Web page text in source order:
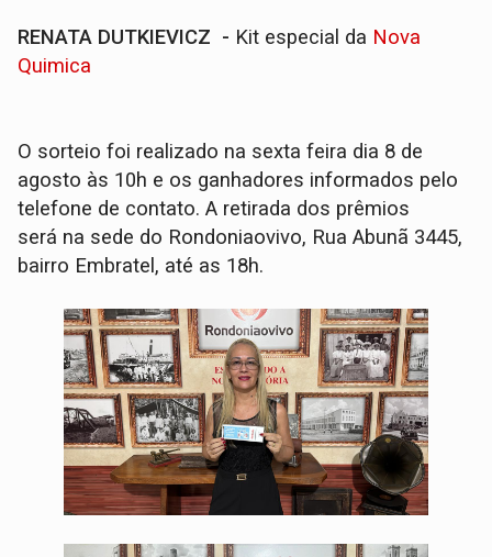
RENATA DUTKIEVICZ - Kit especial da Nova
Quimica
O sorteio foi realizado na sexta feira dia 8 de
agosto às 10h e os ganhadores informados pelo
telefone de contato. A retirada dos prêmios
será na sede do Rondoniaovivo, Rua Abunã 3445,
bairro Embratel, até as 18h.